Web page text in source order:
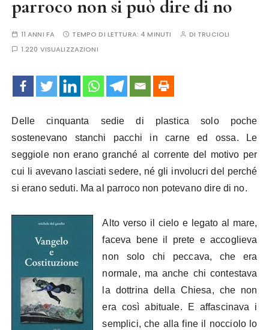
parroco non si può dire di no
11 ANNI FA TEMPO DI LETTURA: 4 MINUTI DI TRUCIOLI
1.220 VISUALIZZAZIONI
Delle cinquanta sedie di plastica solo poche
sostenevano stanchi pacchi in carne ed ossa. Le
seggiole non erano granché al corrente del motivo per
cui li avevano lasciati sedere, né gli involucri del perché
si erano seduti. Ma al parroco non potevano dire di no.
Alto verso il cielo e legato al mare,
faceva bene il prete e accoglieva
non solo chi peccava, che era
normale, ma anche chi contestava
la dottrina della Chiesa, che non
era così abituale. E affascinava i
semplici, che alla fine il nocciolo lo